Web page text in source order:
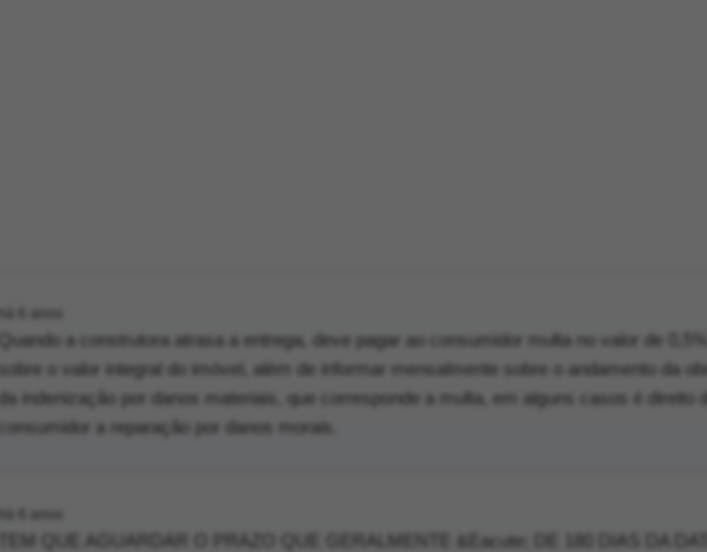
Quando a construtora atrasa a entrega, deve pagar ao consumidor multa no valor de
sobre o valor integral do imóvel, além de informar mensalmente sobre o andamento da
da indenização por danos materiais, que corresponde a multa, em alguns casos é direito
consumidor a reparação por danos morais.
TEM QUE AGUARDAR O PRAZO QUE GERALMENTE &Eacute; DE 180 DIAS DA